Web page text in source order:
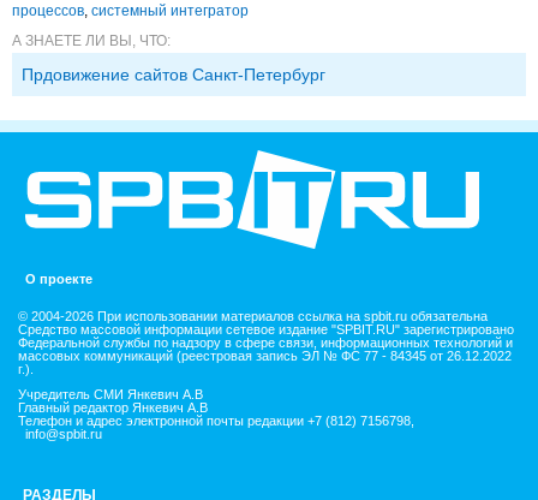
процессов системный интегратор
А ЗНАЕТЕ ЛИ ВЫ, ЧТО:
Прдовижение сайтов Санкт-Петербург
О проекте
© 2004-2026 При использовании материалов ссылка на spbit.ru обязательна
Средство массовой информации сетевое издание "SPBIT.RU" зарегистрировано
Федеральной службы по надзору в сфере связи, информационных технологий и
массовых коммуникаций (реестровая запись ЭЛ № ФС 77 - 84345 от 26.12.2022
г.).
Учредитель СМИ Янкевич А.В
Главный редактор Янкевич А.В
Телефон и адрес электронной почты редакции +7 (812) 7156798,
info@spbit.ru
РАЗДЕЛЫ